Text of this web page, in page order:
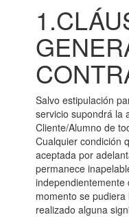
Salvo estipulación
servicio supondrá la
Cliente/Alumno de
Cualquier condición
aceptada por
permanece
momento se
realizado alguna